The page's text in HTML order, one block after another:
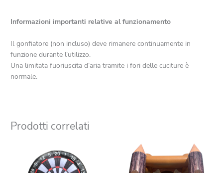
Informazioni importanti relative al funzionamento
Il gonfiatore (non incluso) deve rimanere continuamente in
funzione durante l’utilizzo.
Una limitata fuoriuscita d’aria tramite i fori delle cuciture è
normale.
Prodotti correlati